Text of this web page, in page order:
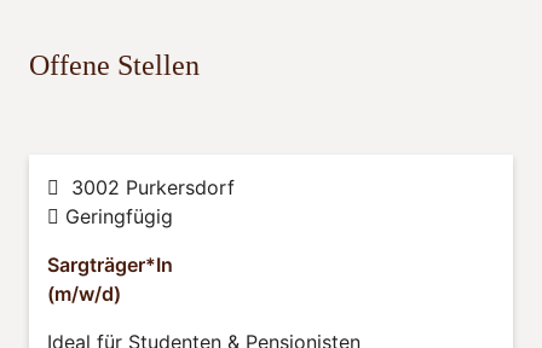
Offene Stellen
3002 Purkersdorf
Geringfügig
Sargträger*In
(m/w/d)
Ideal für Studenten & Pensionisten